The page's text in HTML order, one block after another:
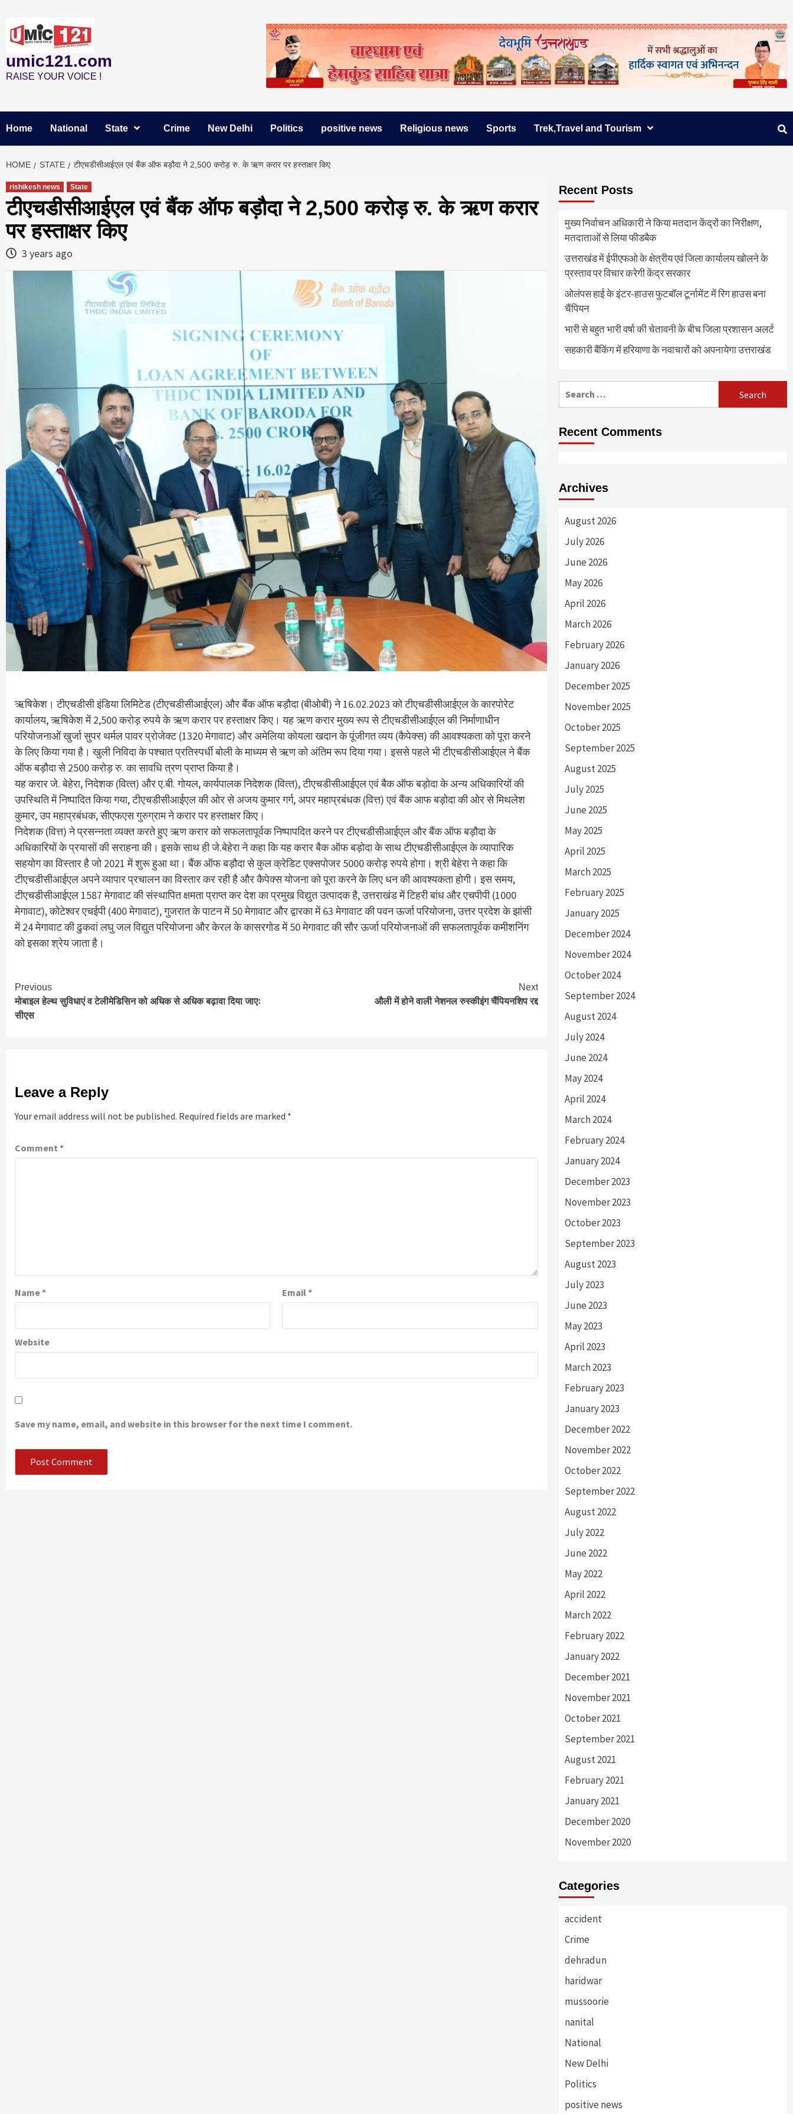
content
umic121.com
RAISE YOUR VOICE !
Home National State Crime New Delhi Politics positive news Religious news Sports Trek,Travel and Tourism
HOME STATE टीएचडीसीआईएल एवं बैंक ऑफ बड़ौदा ने 2,500 करोड़ रु. के ऋण करार पर हस्ताक्षर किए
rishikesh news State
टीएचडीसीआईएल एवं बैंक ऑफ बड़ौदा ने 2,500 करोड़ रु. के ऋण करार
पर हस्ताक्षर किए
3 years ago
ऋषिकेश। टीएचडीसी इंडिया लिमिटेड (टीएचडीसीआईएल) और बैंक ऑफ बड़ौदा (बीओबी) ने 16.02.2023 को टीएचडीसीआईएल के कारपोरेट
कार्यालय, ऋषिकेश में 2,500 करोड़ रुपये के ऋण करार पर हस्ताक्षर किए। यह ऋण करार मुख्‍य रूप से टीएचडीसीआईएल की निर्माणाधीन
परियोजनाओं खुर्जा सुपर थर्मल पावर प्रोजेक्ट (1320 मेगावाट) और अमेलिया कोयला खदान के पूंजीगत व्यय (कैपेक्‍स) की आवश्यकता को पूरा करने
के लिए किया गया है। खुली निविदा के पश्‍चात प्रतिस्पर्धी बोली के माध्यम से ऋण को अंतिम रूप दिया गया। इससे पहले भी टीएचडीसीआईएल ने बैंक
ऑफ बड़ौदा से 2500 करोड़ रु. का सावधि त्रण प्राप्‍त किया है।
यह करार जे. बेहेरा, निदेशक (वित्‍त) और ए.बी. गोयल, कार्यपालक निदेशक (वित्‍त), टीएचडीसीआईएल एवं बैक ऑफ बड़ोदा के अन्‍य अधिकारियों की
उपस्‍थिति में निष्‍पादित किया गया, टीएचडीसीआईएल की ओर से अजय कुमार गर्ग, अपर महाप्रबंधक (वित्त) एवं बैंक आफ बड़ोदा की ओर से मिथलेश
कुमार, उप महाप्रबंधक, सीएफएस गुरुग्राम ने करार पर हस्‍ताक्षर किए।
निदेशक (वित्त) ने प्रसन्नता व्यक्त करते हुए ऋण करार को सफलतापूर्वक निष्‍पापदित करने पर टीएचडीसीआईएल और बैंक ऑफ बड़ौदा के
अधिकारियों के प्रयासों की सराहना की। इसके साथ ही जे.बेहेरा ने कहा कि यह करार बैक ऑफ बड़ोदा के साथ टीएचडीसीआईएल के व्यापारिक
सहयोग का विस्तार है जो 2021 में शुरू हुआ था। बैंक ऑफ बड़ौदा से कुल क्रेडिट एक्सपोजर 5000 करोड़ रुपये होगा। श्री बेहेरा ने कहा कि
टीएचडीसीआईएल अपने व्यापार प्रचालन का विस्तार कर रही है और कैपेक्स योजना को पूरा करने के लिए धन की आवश्यकता होगी। इस समय,
टीएचडीसीआईएल 1587 मेगावाट की संस्थापित क्षमता प्राप्‍त कर देश का प्रमुख विद्युत उत्‍पादक है, उत्तराखंड में टिहरी बांध और एचपीपी (1000
मेगावाट), कोटेश्वर एचईपी (400 मेगावाट), गुजरात के पाटन में 50 मेगावाट और द्वारका में 63 मेगावाट की पवन ऊर्जा परियोजना, उत्तर प्रदेश के झांसी
में 24 मेगावाट की ढुकवां लघु जल विद्युत परियोजना और केरल के कासरगोड में 50 मेगावाट की सौर ऊर्जा परियोजनाओं की सफलतापूर्वक कमीशनिंग
को इसका श्रेय जाता है।
Continue
Reading
Previous
मोबाइल हेल्थ सुविधाएं व टेलीमेडिसिन को अधिक से अधिक बढ़ावा दिया जाएः
सीएस
Next
औली में होने वाली नेशनल रुस्कीइंग चैंपियनशिप रद्द
Leave a Reply
Your email address will not be published. Required fields are marked *
Comment *
Name* Email*
Website
Save my name, email, and website in this browser for the next time I comment.
Recent Posts
मुख्य निर्वाचन अधिकारी ने किया मतदान केंद्रों का निरीक्षण,
मतदाताओं से लिया फीडबैक
उत्तराखंड में ईपीएफओ के क्षेत्रीय एवं जिला कार्यालय खोलने के
प्रस्ताव पर विचार करेगी केंद्र सरकार
ओलंपस हाई के इंटर-हाउस फुटबॉल टूर्नामेंट में रिग हाउस बना
चैंपियन
भारी से बहुत भारी वर्षा की चेतावनी के बीच जिला प्रशासन अलर्ट
सहकारी बैंकिंग में हरियाणा के नवाचारों को अपनायेगा उत्तराखंड
Recent Comments
Archives
August 2026
July 2026
June 2026
May 2026
April 2026
March 2026
February 2026
January 2026
December 2025
November 2025
October 2025
September 2025
August 2025
July 2025
June 2025
May 2025
April 2025
March 2025
February 2025
January 2025
December 2024
November 2024
October 2024
September 2024
August 2024
July 2024
June 2024
May 2024
April 2024
March 2024
February 2024
January 2024
December 2023
November 2023
October 2023
September 2023
August 2023
July 2023
June 2023
May 2023
April 2023
March 2023
February 2023
January 2023
December 2022
November 2022
October 2022
September 2022
August 2022
July 2022
June 2022
May 2022
April 2022
March 2022
February 2022
January 2022
December 2021
November 2021
October 2021
September 2021
August 2021
February 2021
January 2021
December 2020
November 2020
Categories
accident
Crime
dehradun
haridwar
mussoorie
nanital
National
New Delhi
Politics
positive news